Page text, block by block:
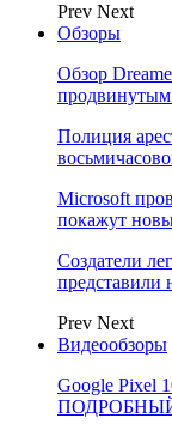
Prev Next
Обзоры
Обзор
Полиция
Microsoft
покажут
Создатели
Prev Next
Видеообзоры
Google